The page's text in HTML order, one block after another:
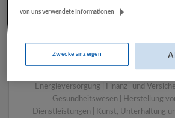
LUGSTEIN
Energieversorgung | Finanz- und
Gesundheitswesen | Herstellung
Dienstleistungen | Kunst, Unterhaltung
von uns verwendete Informationen
Zwecke anzeigen